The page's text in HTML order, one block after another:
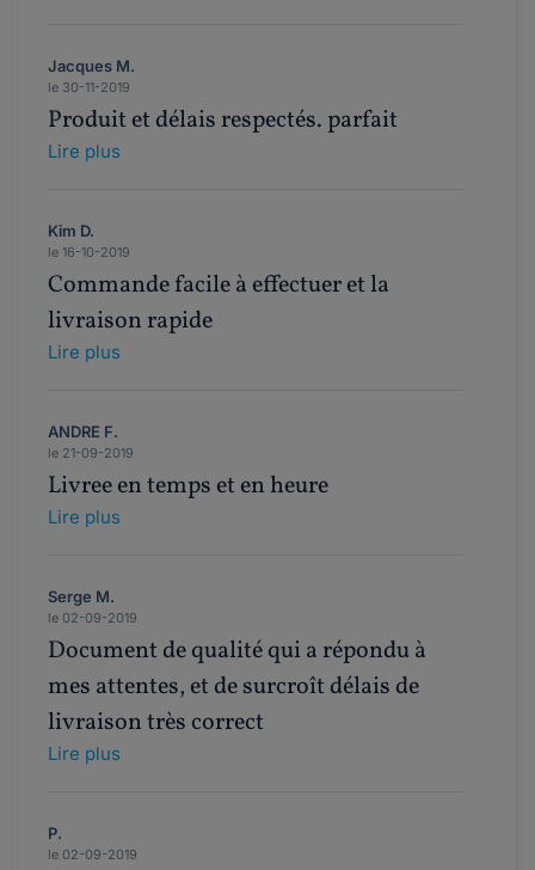
Jacques M.
le 30-11-2019
Produit et délais respectés. parfait
Lire plus
Kim D.
le 16-10-2019
Commande facile à effectuer et la
livraison rapide
Lire plus
ANDRE F.
le 21-09-2019
Livree en temps et en heure
Lire plus
Serge M.
le 02-09-2019
Document de qualité qui a répondu à
mes attentes, et de surcroît délais de
livraison très correct
Lire plus
P.
le 02-09-2019